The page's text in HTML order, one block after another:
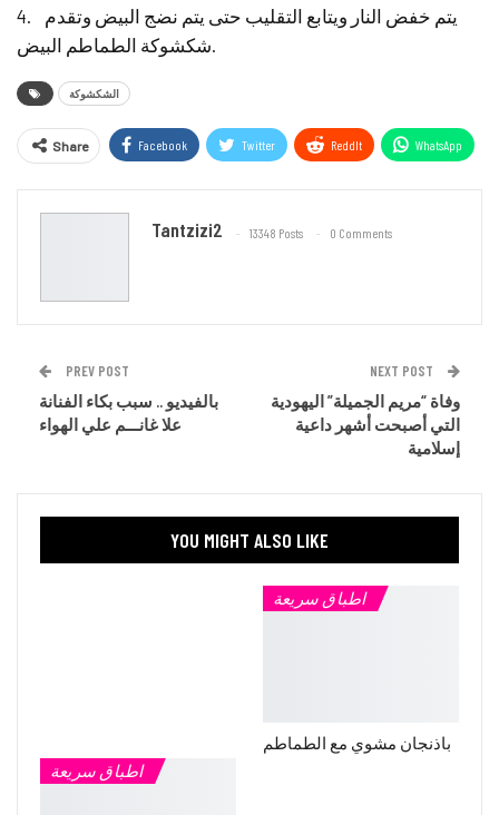
4. يتم خفض النار ويتابع التقليب حتى يتم نضج البيض وتقدم
شكشوكة الطماطم البيض.
الشكشوكة
Share Facebook Twitter ReddIt WhatsApp
Tantzizi2 13348 Posts 0 Comments
PREV POST
بالفيديو .. سبب بكاء الفنانة
علا غانـــم علي الهواء
NEXT POST
وفاة “مريم الجميلة” اليهودية
التي أصبحت أشهر داعية
إسلامية
YOU MIGHT ALSO LIKE
اطباق سريعة
اطباق سريعة
باذنجان مشوي مع الطماطم